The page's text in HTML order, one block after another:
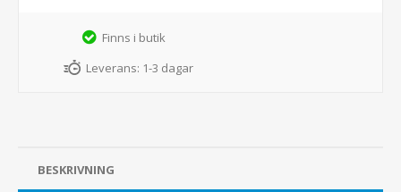
Finns i butik
Leverans: 1-3 dagar
BESKRIVNING